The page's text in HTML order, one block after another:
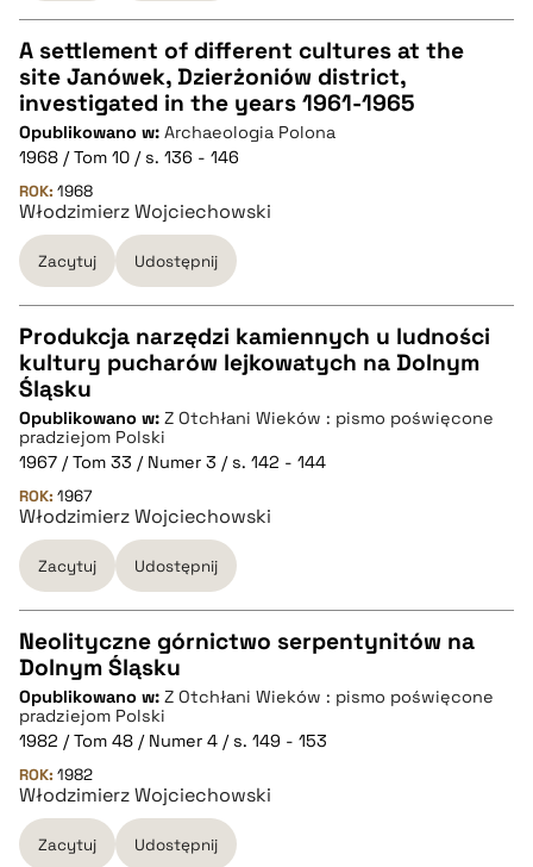
pobierz cytat
CZYSTY TEKST
pobierz cytat
BIBTEX
pobierz cytat
A settlement of different cultures at the
site Janówek, Dzierżoniów district,
investigated in the years 1961-1965
Opublikowano w: Archaeologia Polona
1968 / Tom 10 / s. 136 - 146
ROK: 1968
Włodzimierz Wojciechowski
Zacytuj Udostępnij
CZYSTY TEKST
pobierz cytat
BIBTEX
pobierz cytat
Produkcja narzędzi kamiennych u ludności
kultury pucharów lejkowatych na Dolnym
Śląsku
Opublikowano w: Z Otchłani Wieków : pismo poświęcone
pradziejom Polski
1967 / Tom 33 / Numer 3 / s. 142 - 144
ROK: 1967
Włodzimierz Wojciechowski
Zacytuj Udostępnij
CZYSTY TEKST
pobierz cytat
BIBTEX
Neolityczne górnictwo serpentynitów na
Dolnym Śląsku
Opublikowano w: Z Otchłani Wieków : pismo poświęcone
pradziejom Polski
1982 / Tom 48 / Numer 4 / s. 149 - 153
ROK: 1982
Włodzimierz Wojciechowski
Zacytuj Udostępnij